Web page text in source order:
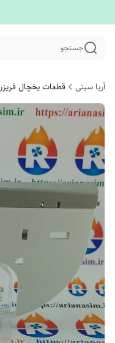
جستجو
آریا سیتی قطعات یخچال فریزر